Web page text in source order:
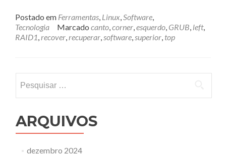
Postado em Ferramentas, Linux,Software,
Tecnologia
Marcado canto,corner,esquerdo, GRUB, left,
RAID1,recover,recuperar,software,superior, top
por:
ARQUIVOS
dezembro 2024